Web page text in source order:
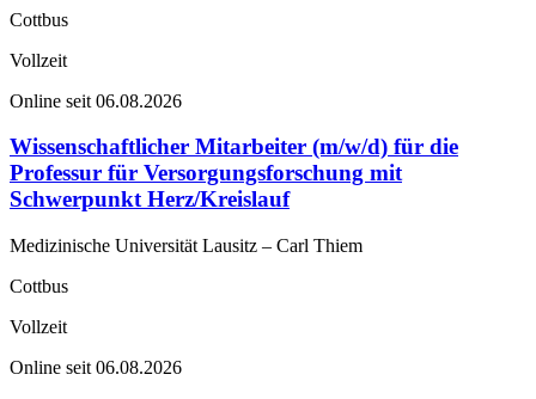
Cottbus
Vollzeit
Online seit 06.08.2026
Wissenschaftlicher Mitarbeiter (m/w/d) für die
Professur für Versorgungsforschung mit
Schwerpunkt Herz/Kreislauf
Medizinische Universität Lausitz – Carl Thiem
Cottbus
Vollzeit
Online seit 06.08.2026